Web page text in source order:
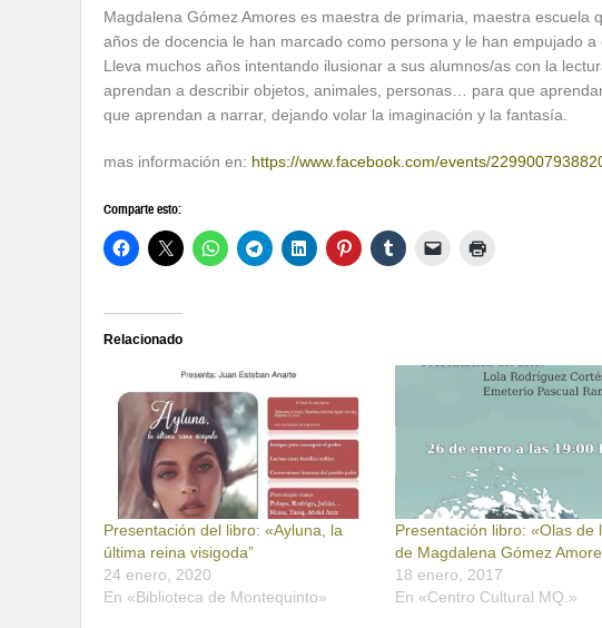
Magdalena Gómez Amores es maestra de primaria, maestra
años de docencia le han marcado como persona y le han empujado a
Lleva muchos años intentando ilusionar a sus alumnos/as con la
aprendan a describir objetos, animales, personas… para que
que aprendan a narrar, dejando volar la imaginación y la fantasía.
mas información en: https://www.facebook.com/events/
Comparte esto:
Relacionado
Presentación del libro: «Ayluna, la
última reina visigoda”
24 enero, 2020
En «Biblioteca de Montequinto»
Presentación libro: «Olas de
de Magdalena Gómez
18 enero, 2017
En «Centro Cultural MQ.»